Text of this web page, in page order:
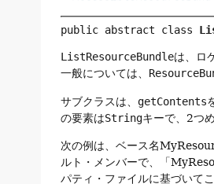
public abstract class
ListResourceBundleは、ロ
一般については、
サブクラスは、 getContents
の要素はStringキーで、2つ
次の例 は、ベース名
ルト・メンバーで、「
パティ・ファイルに基づいて